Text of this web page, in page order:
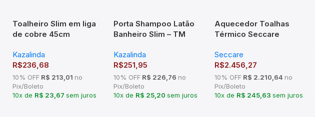
Toalheiro Slim em liga
de cobre 45cm
Kazalinda
R$236,68
10% OFF R$ 213,01 no
Pix/Boleto
10x de R$ 23,67 sem juros
Porta Shampoo Latão
Banheiro Slim – TM
Kazalinda
R$251,95
10% OFF R$ 226,76 no
Pix/Boleto
10x de R$ 25,20sem juros
Aquecedor Toalhas
Térmico Seccare
Seccare
R$2.456,27
10% OFF R$ 2.210,64 no
Pix/Boleto
10x de R$ 245,63sem juros